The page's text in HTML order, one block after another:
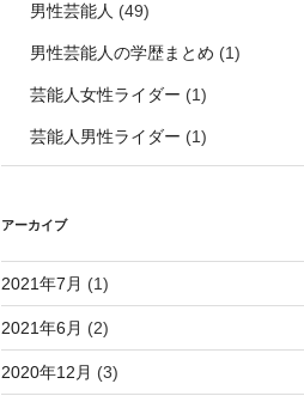
男性芸能人 (49)
男性芸能人の学歴まとめ (1)
芸能人女性ライダー (1)
芸能人男性ライダー (1)
アーカイブ
2021年7月 (1)
2021年6月 (2)
2020年12月 (3)